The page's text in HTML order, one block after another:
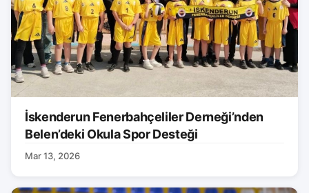
İskenderun Fenerbahçeliler Derneği’nden
Belen’deki Okula Spor Desteği
Mar 13, 2026